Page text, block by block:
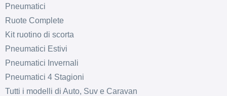
Pneumatici
Ruote Complete
Kit ruotino di scorta
Pneumatici Estivi
Pneumatici Invernali
Pneumatici 4 Stagioni
Tutti i modelli di Auto, Suv e Caravan